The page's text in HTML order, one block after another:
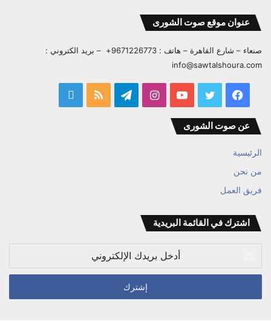
عنوان موقع صوت الشورى
صنعاء – شارع القاهرة – هاتف : 9671226773+ – بريد الكتروني :
info@sawtalshoura.com
فيسبوك تويتر يوتيوب انستقرامتيلقرام ملخص
عن صوت الشورى
الرئيسية
من نحن
فريق العمل
اشترك في القائمة البريدية
الإلكتروني